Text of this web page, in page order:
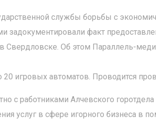
службы борьбы с
задокументировали факт
Свердловске. Об этом Параллель-
игровых автоматов. Проводится
с работниками Алчевского
услуг в сфере игорного бизнеса в